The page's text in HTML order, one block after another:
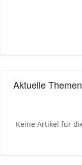
Aktuelle
Keine Artikel für